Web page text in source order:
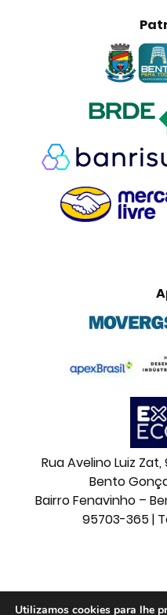
Rua Avelino Luiz
Bento
Bairro Fenavinho –
95703-365 |
© 2026 Movelsul.
Utilizamos cookies para lhe